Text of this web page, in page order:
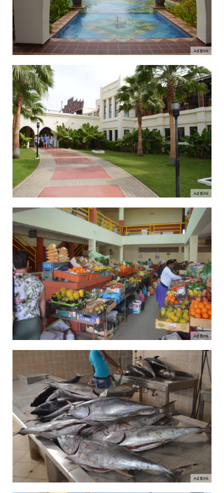
Ad Bink
Ad Bink
Ad Bink
Ad Bink